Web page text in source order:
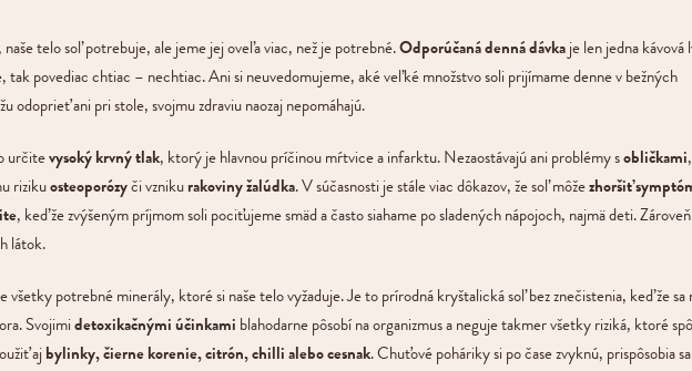
telo soľ potrebuje, ale jeme jej oveľa viac, než je potrebné. Odporúčaná denná dávka je len jedna kávová
tak povediac chtiac – nechtiac. Ani si neuvedomujeme, aké veľké množstvo soli prijímame denne v bežných
odoprieť ani pri stole, svojmu zdraviu naozaj nepomáhajú.
určite vysoký krvný tlak , ktorý je hlavnou príčinou mŕtvice a infarktu. Nezaostávajú ani problémy s obličkami
rizikuosteoporózy či vzniku rakoviny žalúdka . V súčasnosti je stále viac dôkazov, že soľ môže zhoršiť
, keďže zvýšeným príjmom soli pociťujeme smäd a často siahame po sladených nápojoch, najmä deti.
látok.
všetky potrebné minerály, ktoré si naše telo vyžaduje. Je to prírodná kryštalická soľ bez znečistenia, keďže sa
Svojimi detoxikačnými účinkami blahodarne pôsobí na organizmus a neguje takmer všetky riziká, ktoré
aj bylinky, čierne korenie, citrón, chilli alebo cesnak . Chuťové poháriky si po čase zvyknú, prispôsobia